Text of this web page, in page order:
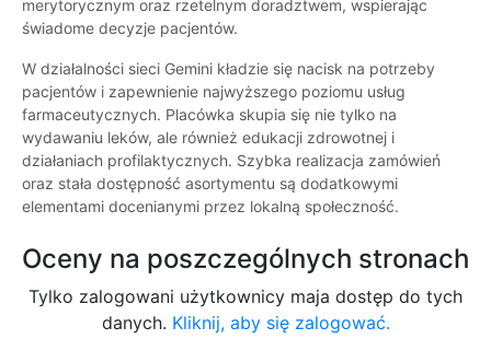
merytorycznym oraz rzetelnym doradztwem, wspierając
świadome decyzje pacjentów.
W działalności sieci Gemini kładzie się nacisk na potrzeby
pacjentów i zapewnienie najwyższego poziomu usług
farmaceutycznych. Placówka skupia się nie tylko na
wydawaniu leków, ale również edukacji zdrowotnej i
działaniach profilaktycznych. Szybka realizacja zamówień
oraz stała dostępność asortymentu są dodatkowymi
elementami docenianymi przez lokalną społeczność.
Oceny na poszczególnych stronach
Tylko zalogowani użytkownicy maja dostęp do tych
danych. Kliknij, aby się zalogować.